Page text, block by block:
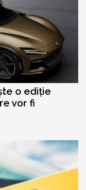
o ediție
vor fi